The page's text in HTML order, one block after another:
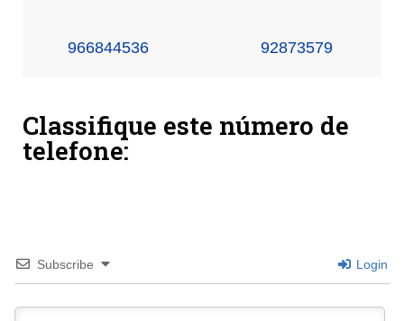
966844536 92873579
Classifique este número de
telefone:
Subscribe Login